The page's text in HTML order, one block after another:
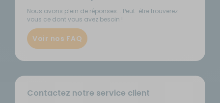
Nous avons plein de réponses... Peut-être trouverez
vous ce dont vous avez besoin !
Voir nos FAQ
Contactez notre service client